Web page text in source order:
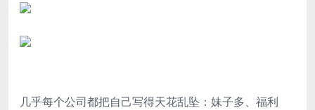
几乎每个公司都把自己写得天花乱坠：妹子多、福利